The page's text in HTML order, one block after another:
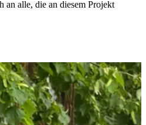
an alle, die an diesem Projekt